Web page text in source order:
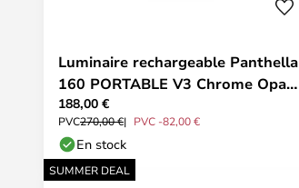
Luminaire rechargeable Panthella
160 PORTABLE V3 Chrome Opale
Beige - Louis
188,00 €
PVC270,00 € PVC -82,00 €
En stock
SUMMER DEAL